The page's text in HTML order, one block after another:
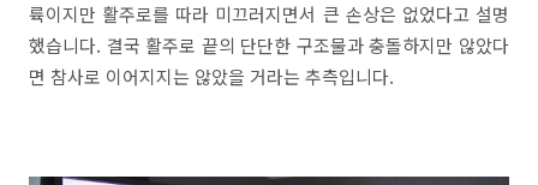
륙이지만 활주로를 따라 미끄러지면서 큰 손상은 없었다고 설명
했습니다. 결국 활주로 끝의 단단한 구조물과 충돌하지만 않았다
면 참사로 이어지지는 않았을 거라는 추측입니다.